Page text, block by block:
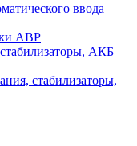
ввода
АВР
АКБ
стабилизаторы,